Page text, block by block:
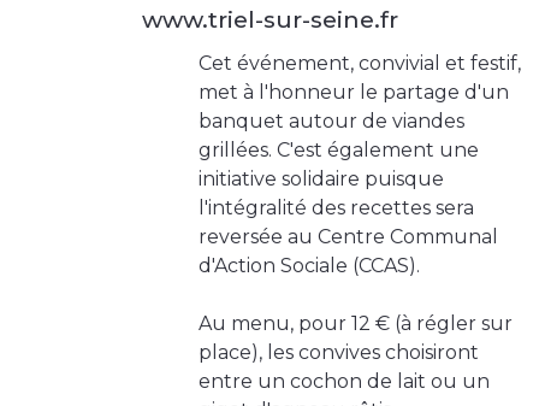
www.triel-sur-seine.fr
Cet événement, convivial et festif,
met à l'honneur le partage d'un
banquet autour de viandes
grillées. C'est également une
initiative solidaire puisque
l'intégralité des recettes sera
reversée au Centre Communal
d'Action Sociale (CCAS).
Au menu, pour 12 € (à régler sur
place), les convives choisiront
entre un cochon de lait ou un